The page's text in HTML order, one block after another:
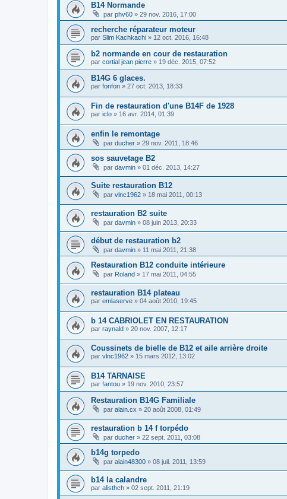
B14 Normande
par phv60 » 29 nov. 2016, 17:00
recherche réparateur moteur
par Slim Kachkachi » 12 oct. 2016, 16:48
b2 normande en cour de restauration
par cortial jean pierre » 19 déc. 2015, 07:52
B14G 6 glaces.
par fonfon » 27 oct. 2013, 18:33
Fin de restauration d'une B14F de 1928
par iclo » 16 avr. 2014, 01:39
enfin le remontage
par ducher » 29 nov. 2011, 18:46
sos sauvetage B2
par davmin » 01 déc. 2013, 14:27
Suite restauration B12
par vlnc1962 » 18 mai 2011, 00:13
restauration B2 suite
par davmin » 08 juin 2013, 20:33
début de restauration b2
par davmin » 11 mai 2011, 21:38
Restauration B12 conduite intérieure
par Roland » 17 mai 2011, 04:55
restauration B14 plateau
par emlaserve » 04 août 2010, 19:45
b 14 CABRIOLET EN RESTAURATION
par raynald » 20 nov. 2007, 12:17
Coussinets de bielle de B12 et aile arrière droite
par vlnc1962 » 15 mars 2012, 13:02
B14 TARNAISE
par fantou » 19 nov. 2010, 23:57
Restauration B14G Familiale
par alain.cx » 20 août 2008, 01:49
restauration b 14 f torpédo
par ducher » 22 sept. 2011, 03:08
b14g torpedo
par alain48300 » 08 juil. 2011, 13:59
b14 la calandre
par alisthch » 02 sept. 2011, 21:19